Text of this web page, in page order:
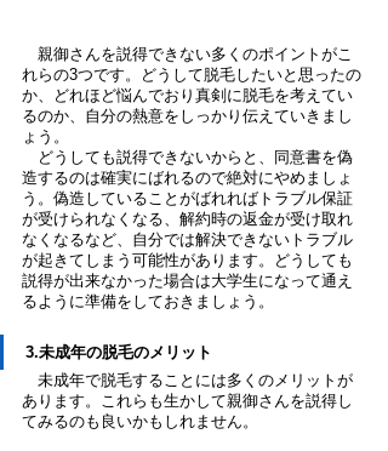
親御さんを説得できない多くのポイントがこ
れらの3つです。どうして脱毛したいと思ったの
か、どれほど悩んでおり真剣に脱毛を考えてい
るのか、自分の熱意をしっかり伝えていきまし
ょう。
どうしても説得できないからと、同意書を偽
造するのは確実にばれるので絶対にやめましょ
う。偽造していることがばれればトラブル保証
が受けられなくなる、解約時の返金が受け取れ
なくなるなど、自分では解決できないトラブル
が起きてしまう可能性があります。どうしても
説得が出来なかった場合は大学生になって通え
るように準備をしておきましょう。
3.未成年の脱毛のメリット
未成年で脱毛することには多くのメリットが
あります。これらも生かして親御さんを説得し
てみるのも良いかもしれません。